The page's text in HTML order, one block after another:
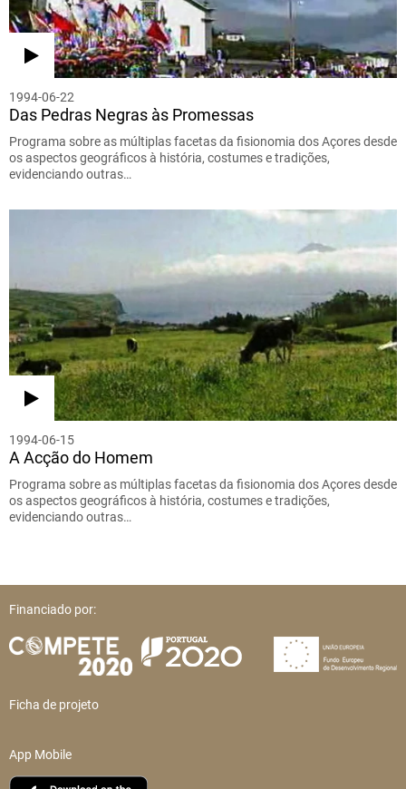
1994-06-22
Das Pedras Negras às Promessas
Programa sobre as múltiplas facetas da fisionomia dos Açores desde
os aspectos geográficos à história, costumes e tradições,
evidenciando outras…
1994-06-15
A Acção do Homem
Programa sobre as múltiplas facetas da fisionomia dos Açores desde
os aspectos geográficos à história, costumes e tradições,
evidenciando outras…
Financiado por:
Ficha de projeto
App Mobile